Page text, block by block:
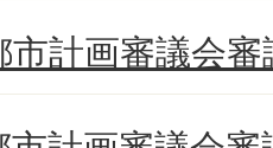
計画審議会